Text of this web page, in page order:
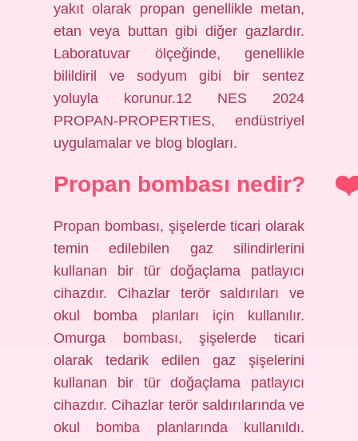
yakıt olarak propan genellikle metan,
etan veya buttan gibi diğer gazlardır.
Laboratuvar ölçeğinde, genellikle
bilildiril ve sodyum gibi bir sentez
yoluyla korunur.12 NES 2024
PROPAN-PROPERTIES, endüstriyel
uygulamalar ve blog blogları.
Propan bombası nedir?
Propan bombası, şişelerde ticari olarak
temin edilebilen gaz silindirlerini
kullanan bir tür doğaçlama patlayıcı
cihazdır. Cihazlar terör saldırıları ve
okul bomba planları için kullanılır.
Omurga bombası, şişelerde ticari
olarak tedarik edilen gaz şişelerini
kullanan bir tür doğaçlama patlayıcı
cihazdır. Cihazlar terör saldırılarında ve
okul bomba planlarında kullanıldı.